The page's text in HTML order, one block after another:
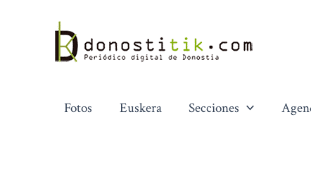
contenido
Fotos Euskera Secciones